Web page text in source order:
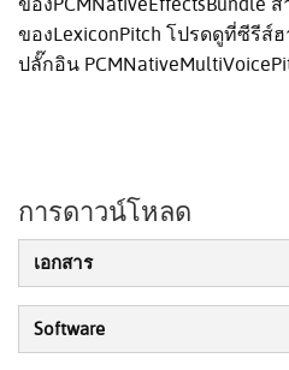
ของLexiconPitch โปรดดูที่ซีรีส์
ปลั๊กอิน
การดาวน์โหลด
เอกสาร
Software